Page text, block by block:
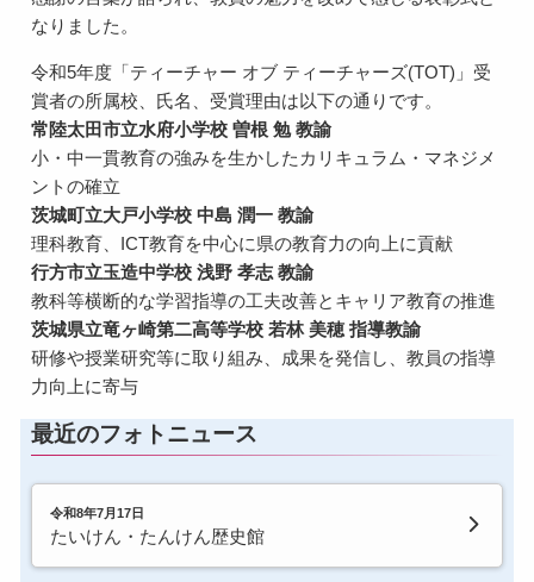
なりました。
令和5年度「ティーチャー オブ ティーチャーズ(TOT)」受
賞者の所属校、氏名、受賞理由は以下の通りです。
常陸太田市立水府小学校 曽根 勉 教諭
小・中一貫教育の強みを生かしたカリキュラム・マネジメ
ントの確立
茨城町立大戸小学校 中島 潤一 教諭
理科教育、ICT教育を中心に県の教育力の向上に貢献
行方市立玉造中学校 浅野 孝志 教諭
教科等横断的な学習指導の工夫改善とキャリア教育の推進
茨城県立竜ヶ崎第二高等学校 若林 美穂 指導教諭
研修や授業研究等に取り組み、成果を発信し、教員の指導
力向上に寄与
最近のフォトニュース
令和8年7月17日
たいけん・たんけん歴史館